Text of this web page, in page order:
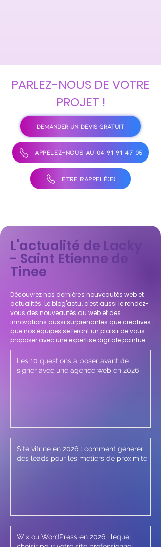
PARLEZ-NOUS DE VOTRE
PROJET !
DEMANDER UN DEVIS GRATUIT
APPELEZ-NOUS AU 04 91 91 47 05
ÊTRE RAPPELÉ(E)
L'actualité de Lacky
- Saint Etienne de
Tinee
Découvrez nos dernières nouveautés web et
actualités. Le blog'actu, c'est aussi le rendez-
vous des nouveautés du web et des
innovations aussi surprenantes que créatives
que nos équipes se feront un plaisir de vous
proposer avec une expertise digitale pointue.
Les 10 questions à poser avant de
signer avec une agence web en 2026
Site vitrine en 2026 : comment generer
des leads pour les metiers de proximite
Wix ou WordPress en 2026 : lequel